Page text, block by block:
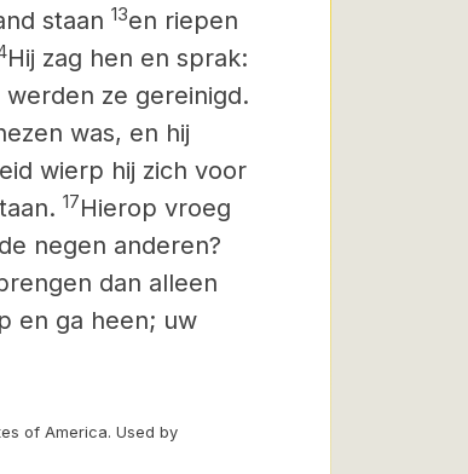
staan 13en riepen
Hij zag hen en sprak:
werden ze gereinigd.
was, en hij
wierp hij zich voor
17Hierop vroeg
negen anderen?
dan alleen
en ga heen; uw
of America. Used by